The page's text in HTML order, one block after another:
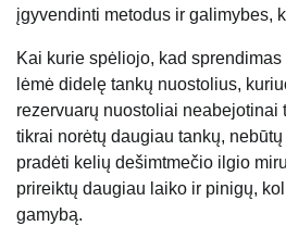
įgyvendinti metodus ir galimybes,
Kai kurie spėliojo, kad
lėmė didelę tankų nuostolius,
rezervuarų nuostoliai neabejotinai
tikrai norėtų daugiau tankų,
pradėti kelių dešimtmečio ilgio
prireiktų daugiau laiko ir pinigų,
gamybą.